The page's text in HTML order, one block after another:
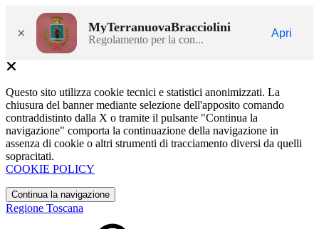
× MyTerranuovaBracciolini
Regolamento per la con...
Apri
Questo sito utilizza cookie tecnici e statistici anonimizzati. La
chiusura del banner mediante selezione dell'apposito comando
contraddistinto dalla X o tramite il pulsante "Continua la
navigazione" comporta la continuazione della navigazione in
assenza di cookie o altri strumenti di tracciamento diversi da quelli
sopracitati.
COOKIE POLICY
Continua la navigazione
Regione Toscana